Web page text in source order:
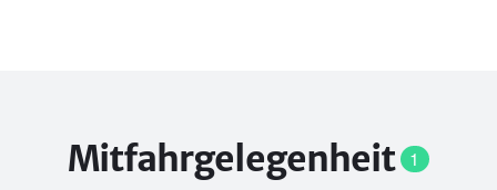
Mitfahrgelegenheit 1